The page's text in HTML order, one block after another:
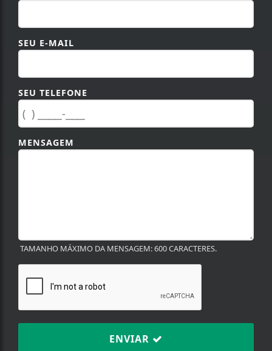
SEU E-MAIL
SEU TELEFONE
MENSAGEM
TAMANHO MÁXIMO DA MENSAGEM: 600 CARACTERES.
ENVIAR